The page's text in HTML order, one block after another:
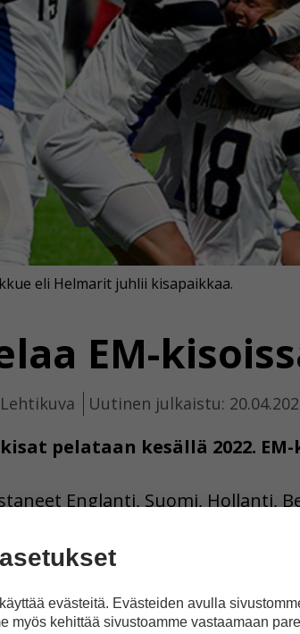
EM-
Uutinen julkaistu:
pelataan kesällä 2022.
eli Helmarit juhlii kisapaikkaa.
Englanti, Suomi, Hollanti,
Portugali ei selviytynyt
Jaa Facebookissa
evästeitä. Evästeiden avulla
myös kehittää sivustoamme vastaamaan